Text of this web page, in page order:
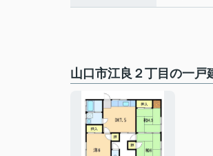
山口市江良２丁目の一戸